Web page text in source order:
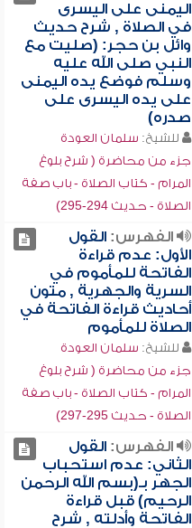
اليمنى على اليسرى
في الصلاة , شرح حديث
وائل بن حجر: (صليت مع
النبي صلى الله عليه
وسلم فوضع يده اليمنى
على يده اليسرى على
صدره)
للشيخ: سلمان العودة
جزء من محاضرة ( شرح بلوغ
المرام - كتاب الصلاة - باب صفة
الصلاة - حديث 294-295)
الفهرس:القول
الأول: عدم قراءة
الفاتحة للمأموم في
السرية والجهرية , متون
أحاديث قراءة الفاتحة في
الصلاة للمأموم
للشيخ: سلمان العودة
جزء من محاضرة ( شرح بلوغ
المرام - كتاب الصلاة - باب صفة
الصلاة - حديث 295-297)
الفهرس:القول
الثاني: عدم استحباب
الجهر بـ(بسم الله الرحمن
الرحيم) قبل قراءة
الفاتحة وأدلته , شرح